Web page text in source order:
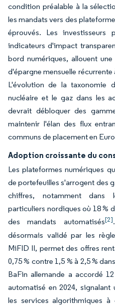
condition préalable à la
les mandats vers des
éprouvés. Les investisseurs
indicateurs d'impact
bord numériques, allouent
d'épargne mensuelle
L'évolution de la taxonomie
nucléaire et le gaz dans les
devrait débloquer des
maintenir l'élan des flux
communs de placement en
Adoption croissante du
Les plateformes numériques
de portefeuilles s'arrogent des
chiffres, notamment
particuliers nordiques où 18 %
des mandats automatisés[2]
désormais validé par les
MiFID II, permet des offres
0,75 % contre 1,5 % à 2,5 %
BaFin allemande a accordé
automatisé en 2024,
les services algorithmiques